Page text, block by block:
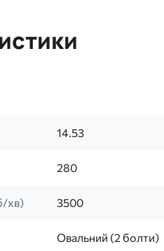
14.53
280
хв) 3500
Овальний (2 болти)